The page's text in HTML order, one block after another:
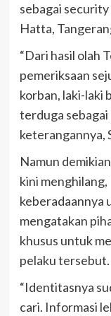
sebagai
Hatta,
“Dari hasil olah
pemeriksaan
korban, laki-laki
terduga sebagai
keterangannya,
Namun
kini
keberadaannya
mengatakan
khusus untuk
pelaku tersebut.
“Identitasnya
cari. Informasi